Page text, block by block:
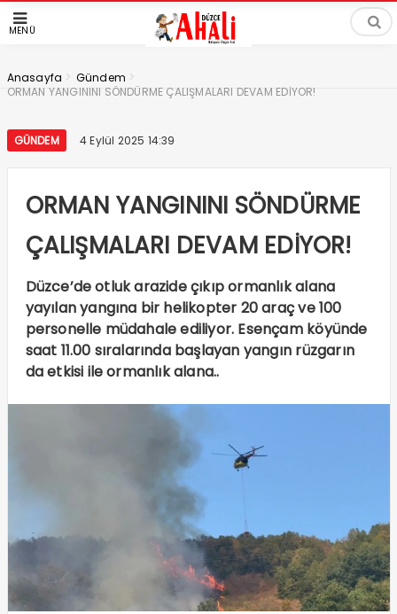
MENÜ
Anasayfa > Gündem >
ORMAN YANGININI SÖNDÜRME ÇALIŞMALARI DEVAM EDİYOR!
GÜNDEM 4 Eylül 2025 14:39
ORMAN YANGININI SÖNDÜRME
ÇALIŞMALARI DEVAM EDİYOR!
Düzce’de otluk arazide çıkıp ormanlık alana
yayılan yangına bir helikopter 20 araç ve 100
personelle müdahale ediliyor. Esençam köyünde
saat 11.00 sıralarında başlayan yangın rüzgarın
da etkisi ile ormanlık alana..